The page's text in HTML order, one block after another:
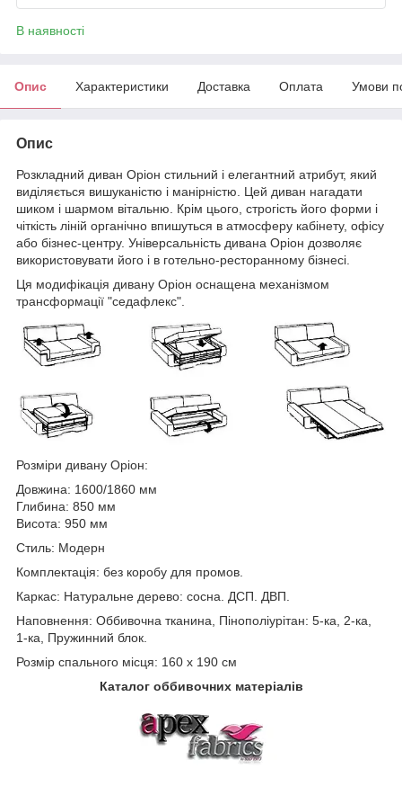
В наявності
Опис Характеристики Доставка Оплата Умови
Опис
Розкладний диван Оріон стильний і елегантний атрибут, який
виділяється вишуканістю і манірністю. Цей диван нагадати
шиком і шармом вітальню. Крім цього, строгість його форми і
чіткість ліній органічно впишуться в атмосферу кабінету, офісу
або бізнес-центру. Універсальність дивана Оріон дозволяє
використовувати його і в готельно-ресторанному бізнесі.
Ця модифікація дивану Оріон оснащена механізмом
трансформації "седафлекс".
Розміри дивану Оріон:
Довжина: 1600/1860 мм
Глибина: 850 мм
Висота: 950 мм
Стиль: Модерн
Комплектація: без коробу для промов.
Каркас: Натуральне дерево: сосна. ДСП. ДВП.
Наповнення: Оббивочна тканина, Пінополіурітан: 5-ка, 2-ка,
1-ка, Пружинний блок.
Розмір спального місця: 160 х 190 см
Каталог оббивочних матеріалів